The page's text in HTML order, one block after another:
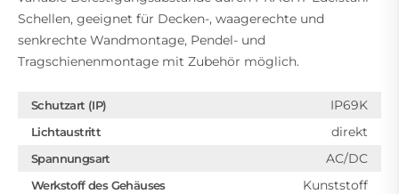
Schellen, geeignet für Decken-, waagerechte und
senkrechte Wandmontage, Pendel- und
Tragschienenmontage mit Zubehör möglich.
Schutzart (IP) IP69K
Lichtaustritt direkt
Spannungsart AC/DC
Werkstoff des Gehäuses Kunststoff